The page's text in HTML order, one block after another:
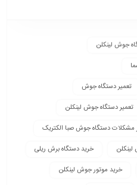
جوش لینکلن
تعمیر دستگاه جوش
تعمیر دستگاه جوش لینکلن
مشکلات دستگاه جوش صبا الکتریک
خرید دستگاه برش ریلی
خرید موتور جوش لینکلن